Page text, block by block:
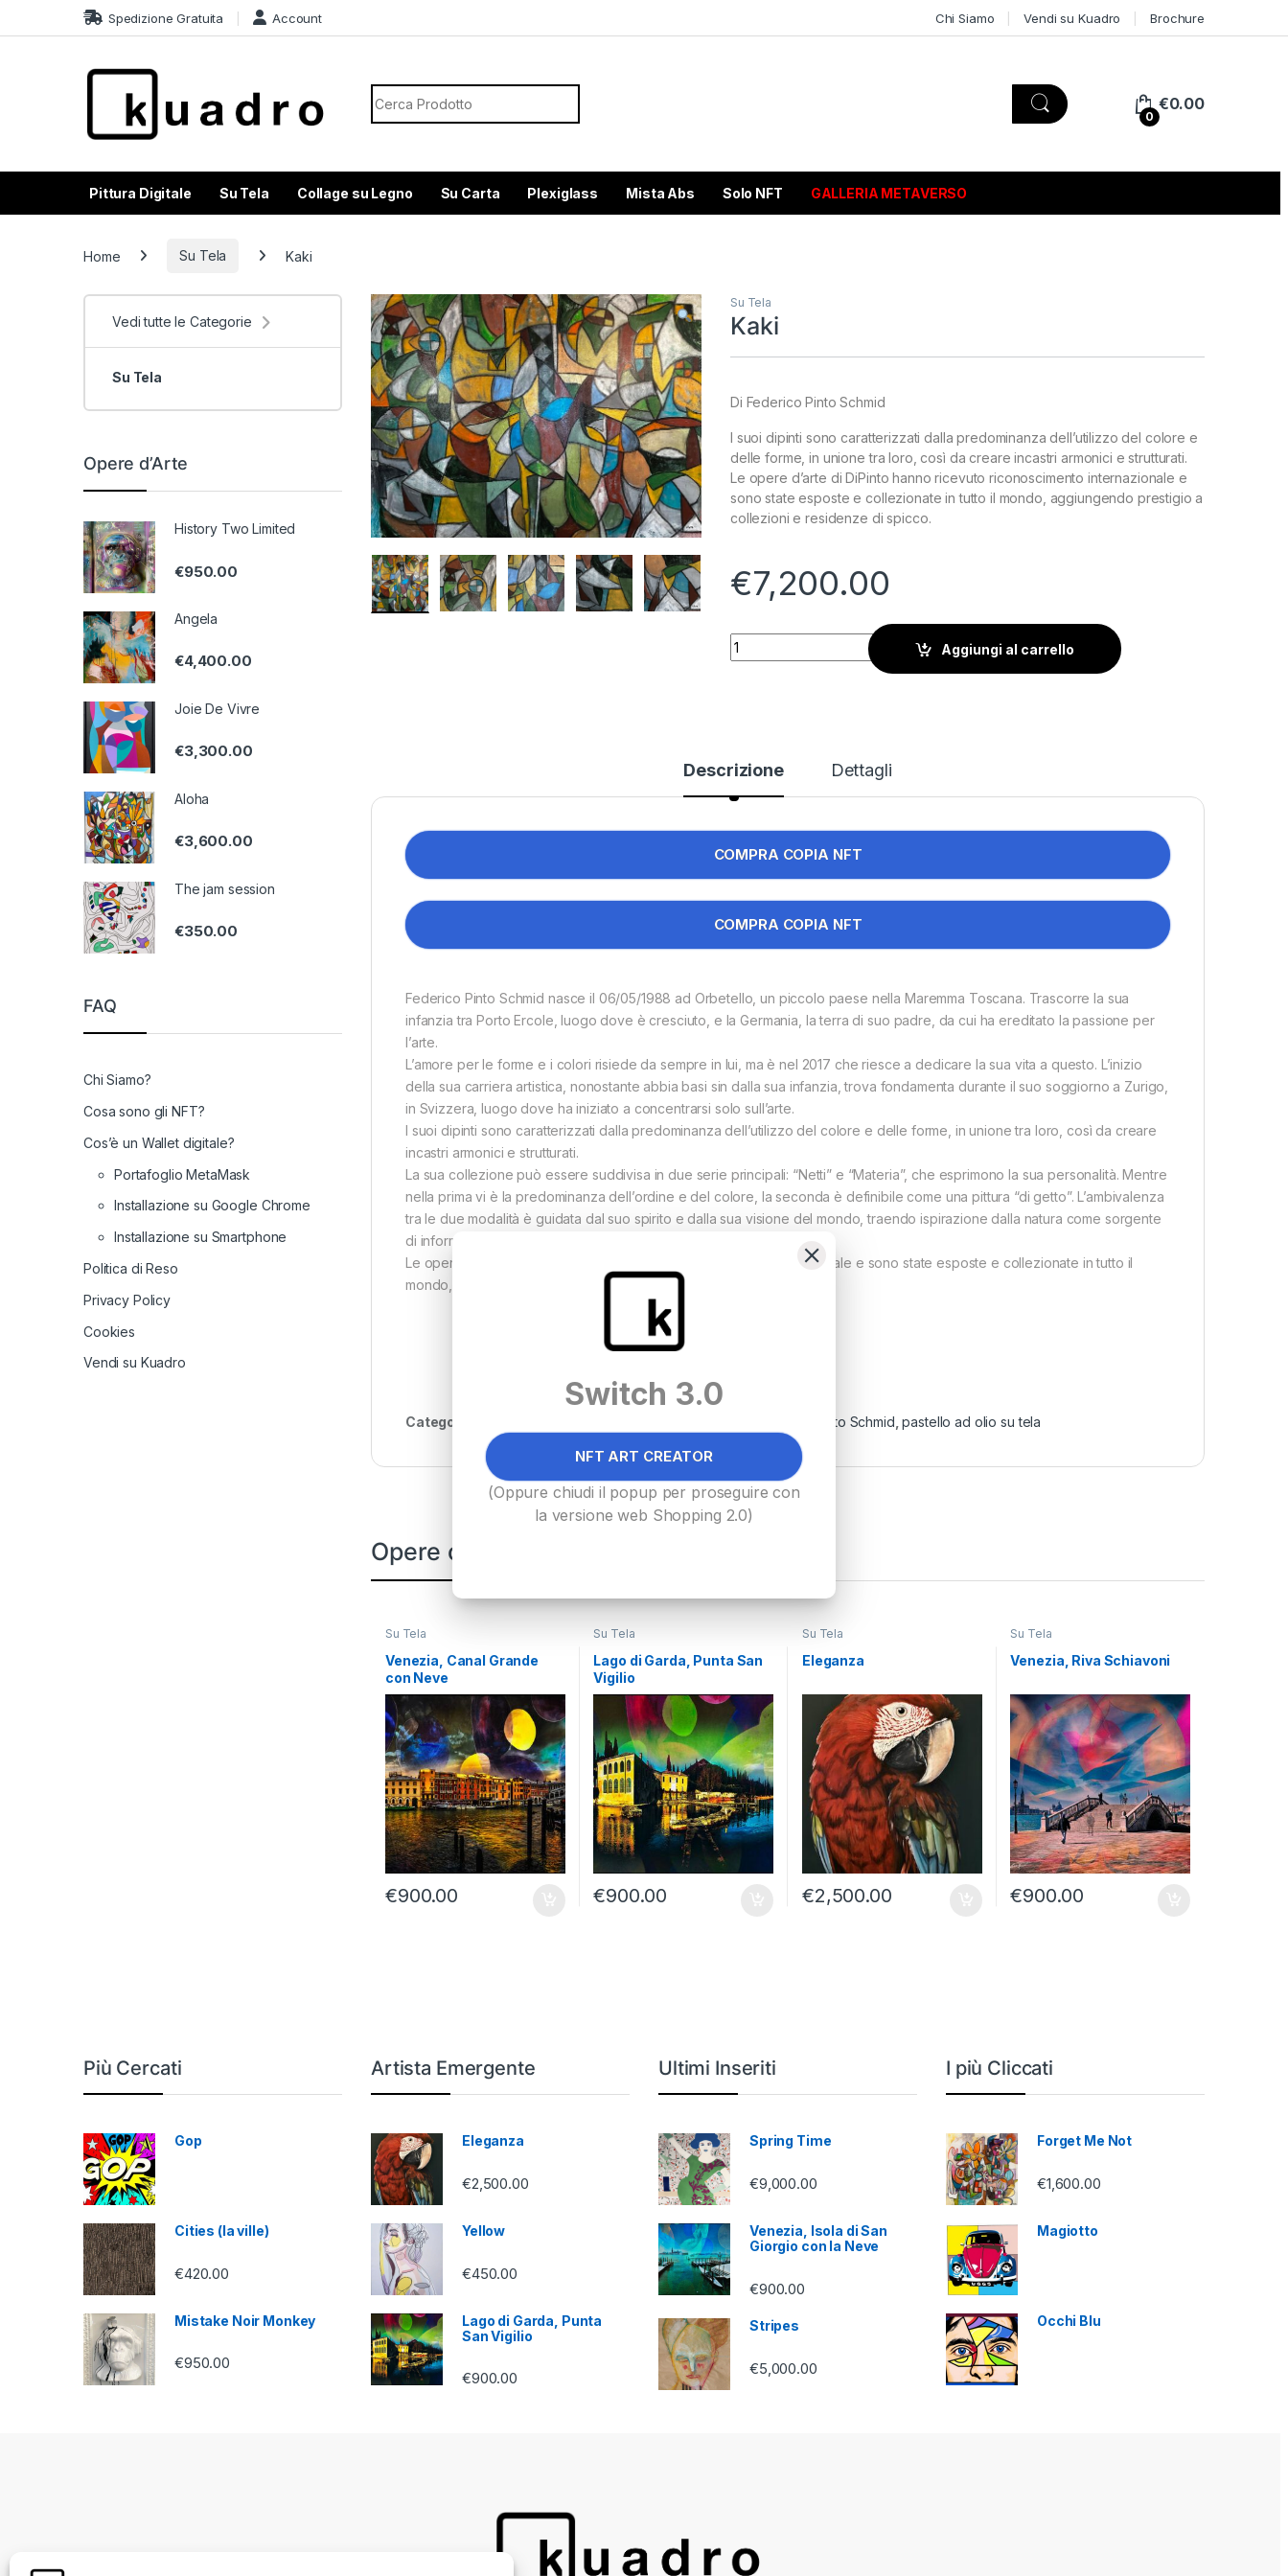
Skip to navigation
Skip to content Spedizione Gratuita Account Chi Siamo Vendi su Kuadro Brochure
Search for:
0
€0.00
Pittura Digitale Su Tela Collage su Legno Su Carta Plexiglass Mista Abs Solo NFT GALLERIA METAVERSO
Home Su Tela Kaki
Su Tela
Kaki
Di Federico Pinto Schmid
I suoi dipinti sono caratterizzati dalla predominanza dell’utilizzo del colore e
delle forme, in unione tra loro, così da creare incastri armonici e strutturati.
Le opere d’arte di DiPinto hanno ricevuto riconoscimento internazionale e
sono state esposte e collezionate in tutto il mondo, aggiungendo prestigio a
collezioni e residenze di spicco.
€7,200.00
Kaki quantity
Aggiungi al carrello
Descrizione Dettagli
COMPRA COPIA NFT
COMPRA COPIA NFT
Federico Pinto Schmid nasce il 06/05/1988 ad Orbetello, un piccolo paese nella Maremma Toscana. Trascorre la sua
infanzia tra Porto Ercole, luogo dove è cresciuto, e la Germania, la terra di suo padre, da cui ha ereditato la passione per
l’arte.
L’amore per le forme e i colori risiede da sempre in lui, ma è nel 2017 che riesce a dedicare la sua vita a questo. L’inizio
della sua carriera artistica, nonostante abbia basi sin dalla sua infanzia, trova fondamenta durante il suo soggiorno a Zurigo,
in Svizzera, luogo dove ha iniziato a concentrarsi solo sull’arte.
I suoi dipinti sono caratterizzati dalla predominanza dell’utilizzo del colore e delle forme, in unione tra loro, così da creare
incastri armonici e strutturati.
La sua collezione può essere suddivisa in due serie principali: “Netti” e “Materia”, che esprimono la sua personalità. Mentre
nella prima vi è la predominanza dell’ordine e del colore, la seconda è definibile come una pittura “di getto”. L’ambivalenza
tra le due modalità è guidata dal suo spirito e dalla sua visione del mondo, traendo ispirazione dalla natura come sorgente
di informazioni e di sensazioni.
Le opere d'arte di DiPinto hanno ricevuto riconoscimento internazionale e sono state esposte e collezionate in tutto il
mondo, aggiungendo prestigio a collezioni e residenze di spicco.
Categoria: Federico Pinto Schmid ,pastello ad olio su tela
Opere correlate
Su Tela
Venezia, Canal Grande
con Neve
€900.00
Su Tela
Lago di Garda, Punta San
Vigilio
€900.00
Su Tela
Eleganza
€2,500.00
Su Tela
Venezia, Riva Schiavoni
€900.00
Vedi tutte le Categorie
Su Tela
Opere d’Arte
History Two Limited
€950.00
Angela
€4,400.00
Joie De Vivre
€3,300.00
Aloha
€3,600.00
The jam session
€350.00
FAQ
Chi Siamo?
Cosa sono gli NFT?
Cos’è un Wallet digitale?
Portafoglio MetaMask
Installazione su Google Chrome
Installazione su Smartphone
Politica di Reso
Privacy Policy
Cookies
Vendi su Kuadro
Più Cercati
Gop
Cities (la ville)
€420.00
Mistake Noir Monkey
€950.00
Artista Emergente
Eleganza
€2,500.00
Yellow
€450.00
Lago di Garda, Punta
San Vigilio
€900.00
Ultimi Inseriti
Spring Time
€9,000.00
Venezia, Isola di San
Giorgio con la Neve
€900.00
Stripes
€5,000.00
I più Cliccati
Forget Me Not
€1,600.00
Magiotto
Occhi Blu
Switch 3.0
NFT ART CREATOR
(Oppure chiudi il popup per proseguire con
la versione web Shopping 2.0)